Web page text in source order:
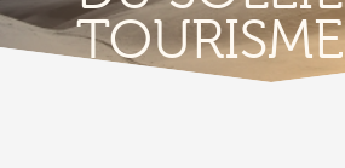
TOURISME